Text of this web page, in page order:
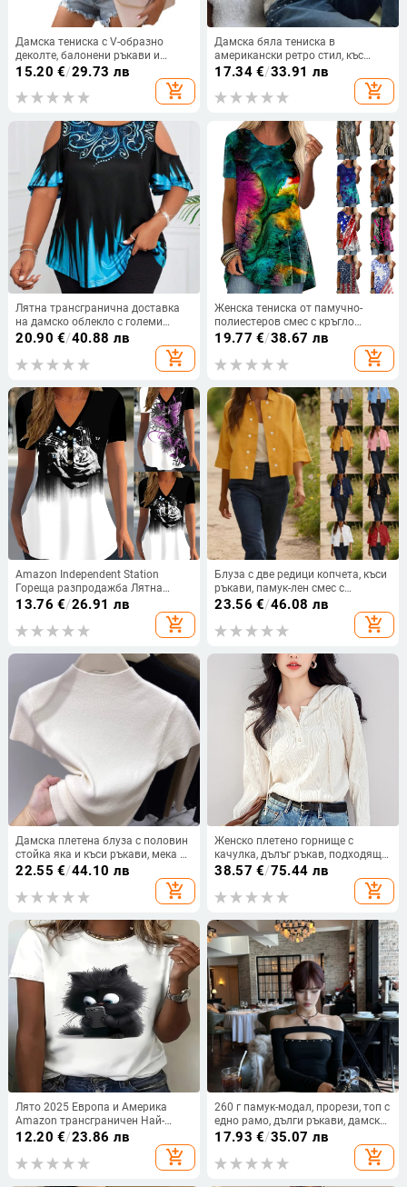
Дамска тениска с V-образно
деколте, балонени ръкави и
мрежести панели, принт,
свободна кройка, къс ръкав,
полиестер, пролет 2025
15.20 €/29.73 лв
add_shopping_cart
Дамска бяла тениска в
американски ретро стил, къс
ръкав, кроп топ с тесен силует за
17.34€/33.91 лв
add_shopping_cart
Лятна трансгранична доставка
на дамско облекло с големи
размери, 3D дигитален
градиентен печат, тениска с къс
ръкав, кръгло деколте и отворени
20.90 €/40.88 лв
add_shopping_cart
Женска тениска от памучно-
полиестеров смес с кръгло
деколте, къс ръкав и дигитален
19.77 €/38.67 лв
add_shopping_cart
Amazon Independent Station
Гореща разпродажба Лятна
дамска тениска с къс ръкав,
деколте, ежедневна тениска с къс
13.76 €/26.91 лв
add_shopping_cart
Блуза с две редици копчета, къси
ръкави, памук-лен смес с
спандекс, свободна кройка
23.56 €/46.08 лв
add_shopping_cart
Дамска плетена блуза с половин
стойка яка и къси ръкави, мека и
гладка вискозна материя,
пролетен стил, елегантен силует
22.55 €/44.10 лв
add_shopping_cart
Женско плетено горнище с
качулка, дълъг ръкав, подходящо
за слоево облекло
38.57 €/75.44 лв
add_shopping_cart
Лято 2025 Европа и Америка
Amazon трансграничен Най-
продаван нов принтиран топ с
къс ръкав и широк деколте, голям
размер
12.20 €/23.86 лв
add_shopping_cart
260 г памук-модал, прорези, топ с
едно рамо, дълги ръкави, дамска
къса вътрешна блуза
17.93 €/35.07 лв
add_shopping_cart